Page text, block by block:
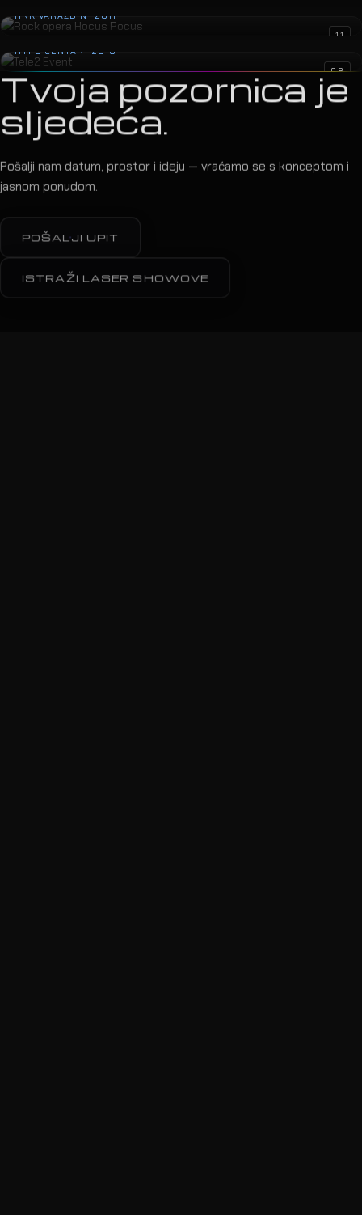
HNK VARAŽDIN · 2011
11
Tele2 Event
HYPO CENTAR · 2010
08
Tvoja pozornica je
sljedeća.
Pošalji nam datum, prostor i ideju — vraćamo se s konceptom i
jasnom ponudom.
POŠALJI UPIT
ISTRAŽI LASER SHOWOVE